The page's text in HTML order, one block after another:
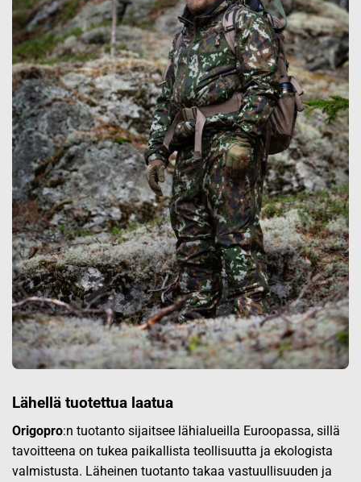
Lähellä tuotettua laatua
Origopro:n tuotanto sijaitsee lähialueilla Euroopassa, sillä
tavoitteena on tukea paikallista teollisuutta ja ekologista
valmistusta. Läheinen tuotanto takaa vastuullisuuden ja